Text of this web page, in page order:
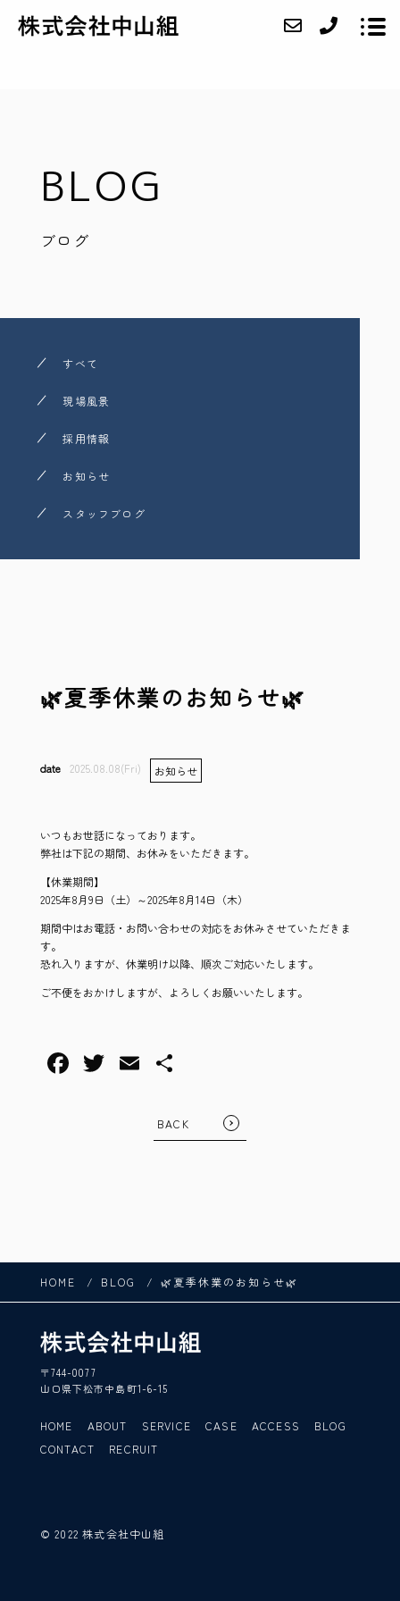
CONTACT
BLOG
ブログ
すべて
現場風景
採用情報
お知らせ
スタッフブログ
🌿夏季休業のお知らせ🌿
2025.08.08(Fri) お知らせ
いつもお世話になっております。
弊社は下記の期間、お休みをいただきます。
【休業期間】
2025年8月9日（土）～2025年8月14日（木）
期間中はお電話・お問い合わせの対応をお休みさせていただきま
す。
恐れ入りますが、休業明け以降、順次ご対応いたします。
ご不便をおかけしますが、よろしくお願いいたします。
BACK
HOME BLOG 🌿夏季休業のお知らせ🌿
〒744-0077
山口県下松市中島町1-6-15
HOME ABOUT SERVICE CASE ACCESS
BLOG
CONTACT
RECRUIT
© 2022 株式会社中山組